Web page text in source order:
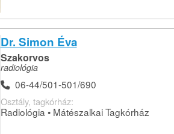
Dr. Simon Éva
Szakorvos
radiológia
06-44/501-501/690
Osztály, tagkórház:
Radiológia • Mátészalkai Tagkórház